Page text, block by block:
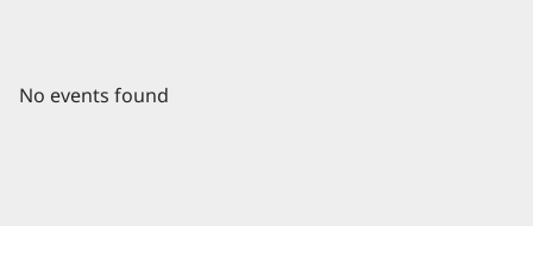
No events found